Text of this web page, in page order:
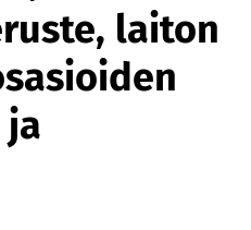
laiton